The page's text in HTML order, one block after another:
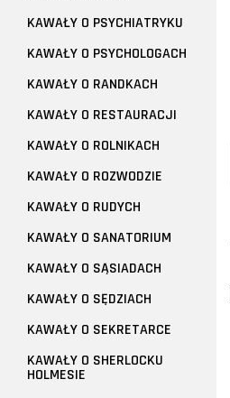
KAWAŁY O PSYCHIATRYKU
KAWAŁY O PSYCHOLOGACH
KAWAŁY O RANDKACH
KAWAŁY O RESTAURACJI
KAWAŁY O ROLNIKACH
KAWAŁY O ROZWODZIE
KAWAŁY O RUDYCH
KAWAŁY O SANATORIUM
KAWAŁY O SĄSIADACH
KAWAŁY O SĘDZIACH
KAWAŁY O SEKRETARCE
KAWAŁY O SHERLOCKU
HOLMESIE